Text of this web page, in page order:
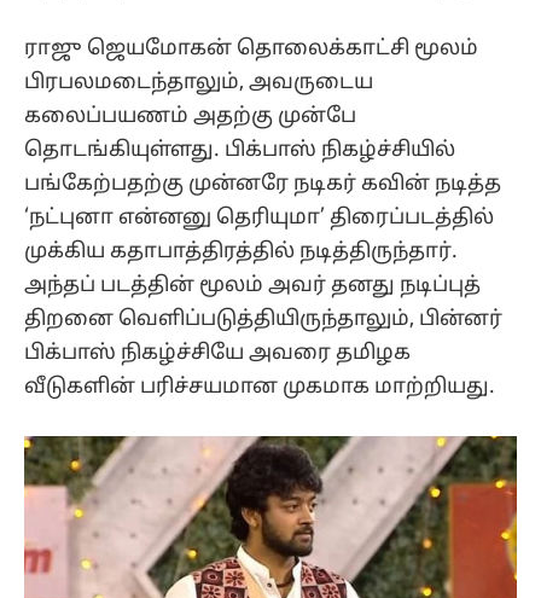
ராஜு ஜெயமோகன் தொலைக்காட்சி மூலம்
பிரபலமடைந்தாலும், அவருடைய
கலைப்பயணம் அதற்கு முன்பே
தொடங்கியுள்ளது. பிக்பாஸ் நிகழ்ச்சியில்
பங்கேற்பதற்கு முன்னரே நடிகர் கவின் நடித்த
‘நட்புனா என்னனு தெரியுமா’ திரைப்படத்தில்
முக்கிய கதாபாத்திரத்தில் நடித்திருந்தார்.
அந்தப் படத்தின் மூலம் அவர் தனது நடிப்புத்
திறனை வெளிப்படுத்தியிருந்தாலும், பின்னர்
பிக்பாஸ் நிகழ்ச்சியே அவரை தமிழக
வீடுகளின் பரிச்சயமான முகமாக மாற்றியது.